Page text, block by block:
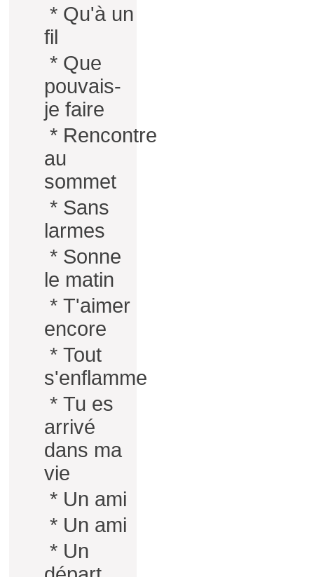
* Qu'à un
fil
* Que
pouvais-
je faire
* Rencontre
au
sommet
* Sans
larmes
* Sonne
le matin
* T'aimer
encore
* Tout
s'enflamme
* Tu es
arrivé
dans ma
vie
* Un ami
* Un ami
* Un